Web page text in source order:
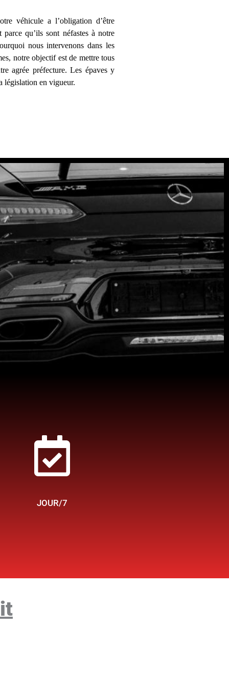
véhicule a l’obligation d’être
qu’ils sont néfastes à notre
nous intervenons dans les
notre objectif est de mettre tous
agrée préfecture. Les épaves y
législation en vigueur.
que vous
JOUR/7